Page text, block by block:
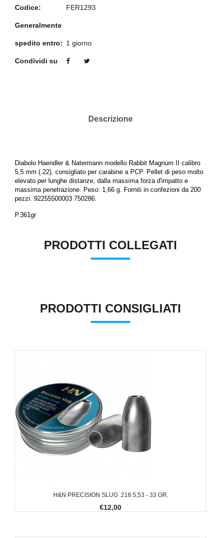
Codice: FER1293
Generalmente
spedito entro: 1 giorno
Condividi su
Descrizione
Diabolo Haendler & Natermann modello Rabbit Magnum II calibro
5,5 mm (.22), consigliato per carabine a PCP. Pellet di peso molto
elevato per lunghe distanze, dalla massima forza d'impatto e
massima penetrazione. Peso: 1,66 g. Forniti in confezioni da 200
pezzi. 92255500003 750286.
P.361gr
PRODOTTI COLLEGATI
PRODOTTI CONSIGLIATI
H&N PRECISION SLUG .218 5,53 - 33 GR.
€12,00